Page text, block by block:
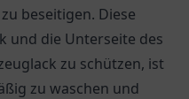
beseitigen. Diese
und die Unterseite des
zu schützen, ist
zu waschen und